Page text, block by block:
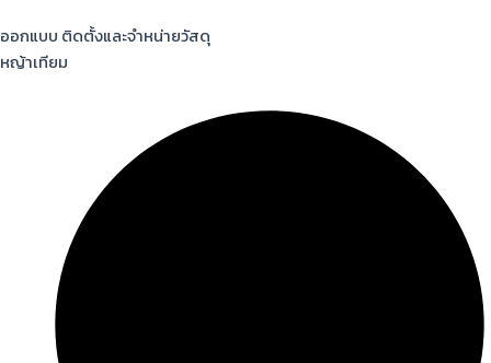
ออกแบบ ติดตั้งและจำหน่ายวัสดุ
หญ้าเทียม